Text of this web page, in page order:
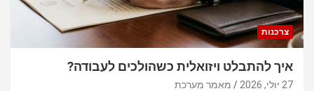
צרכנות
איך להתבלט ויזואלית כשהולכים לעבודה?
27 יולי, 2026 מאמר מערכת